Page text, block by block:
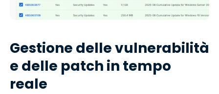
Gestione delle vulnerabilità
e delle patch in tempo
reale